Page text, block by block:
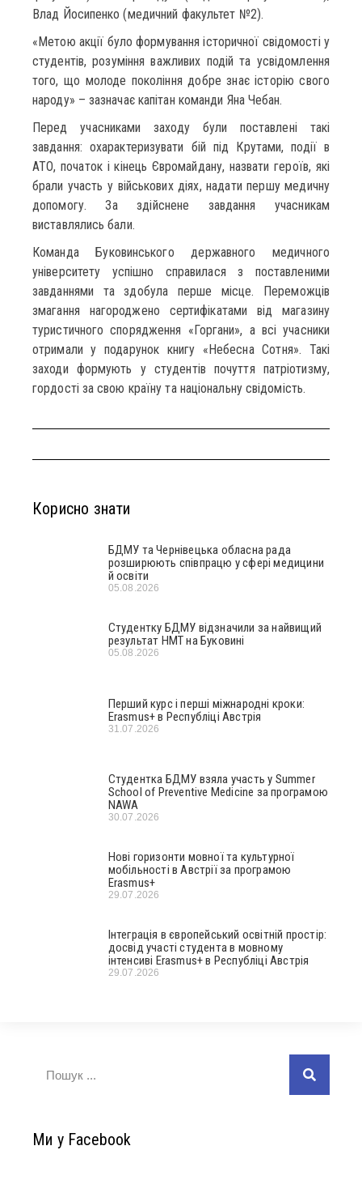
Влад Йосипенко (медичний факультет №2).
«Метою акції було формування історичної свідомості у
студентів, розуміння важливих подій та усвідомлення
того, що молоде покоління добре знає історію свого
народу» – зазначає капітан команди Яна Чебан.
Перед учасниками заходу були поставлені такі
завдання: охарактеризувати бій під Крутами, події в
АТО, початок і кінець Євромайдану, назвати героїв, які
брали участь у військових діях, надати першу медичну
допомогу. За здійснене завдання учасникам
виставлялись бали.
Команда Буковинського державного медичного
університету успішно справилася з поставленими
завданнями та здобула перше місце. Переможців
змагання нагороджено сертифікатами від магазину
туристичного спорядження «Горгани», а всі учасники
отримали у подарунок книгу «Небесна Сотня». Такі
заходи формують у студентів почуття патріотизму,
гордості за свою країну та національну свідомість.
Корисно знати
БДМУ та Чернівецька обласна рада
розширюють співпрацю у сфері медицини
й освіти
05.08.2026
Студентку БДМУ відзначили за найвищий
результат НМТ на Буковині
05.08.2026
Перший курс і перші міжнародні кроки:
Erasmus+ в Республіці Австрія
31.07.2026
Студентка БДМУ взяла участь у Summer
School of Preventive Medicine за програмою
NAWA
30.07.2026
Нові горизонти мовної та культурної
мобільності в Австрії за програмою
Erasmus+
29.07.2026
Інтеграція в європейський освітній простір:
досвід участі студента в мовному
інтенсиві Erasmus+ в Республіці Австрія
29.07.2026
Ми у Facebook